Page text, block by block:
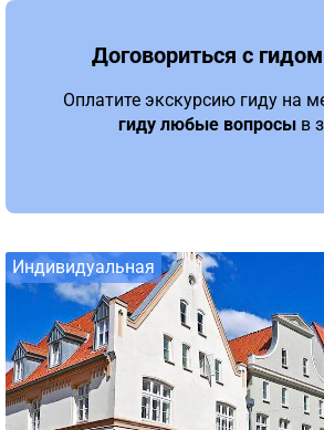
Договориться с
Оплатите экскурсию гиду на
гиду любые вопросы в
Индивидуальная